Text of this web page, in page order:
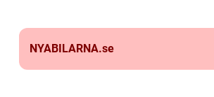
NYABILARNA.se